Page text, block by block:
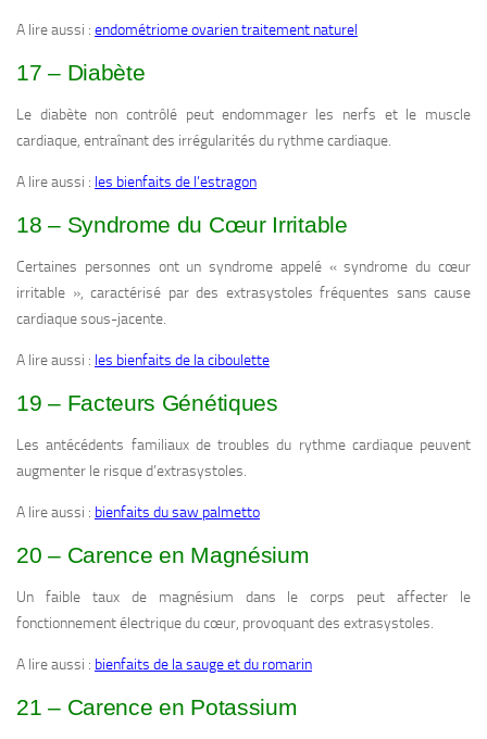
A lire aussi : endométriome ovarien traitement naturel
17 – Diabète
Le diabète non contrôlé peut endommager les nerfs et le muscle
cardiaque, entraînant des irrégularités du rythme cardiaque.
A lire aussi : les bienfaits de l’estragon
18 – Syndrome du Cœur Irritable
Certaines personnes ont un syndrome appelé « syndrome du cœur
irritable », caractérisé par des extrasystoles fréquentes sans cause
cardiaque sous-jacente.
A lire aussi : les bienfaits de la ciboulette
19 – Facteurs Génétiques
Les antécédents familiaux de troubles du rythme cardiaque peuvent
augmenter le risque d’extrasystoles.
A lire aussi : bienfaits du saw palmetto
20 – Carence en Magnésium
Un faible taux de magnésium dans le corps peut affecter le
fonctionnement électrique du cœur, provoquant des extrasystoles.
A lire aussi : bienfaits de la sauge et du romarin
21 – Carence en Potassium